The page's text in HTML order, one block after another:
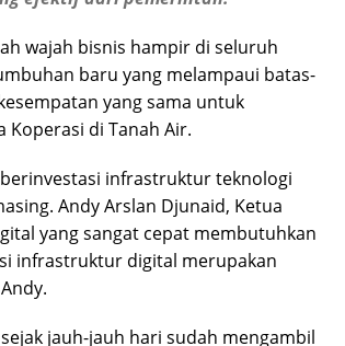
wajah bisnis hampir di seluruh
baru yang melampaui batas-
yang sama untuk
di Tanah Air.
infrastruktur teknologi
Andy Arslan Djunaid, Ketua
yang sangat cepat membutuhkan
infrastruktur digital merupakan
jauh-jauh hari sudah mengambil